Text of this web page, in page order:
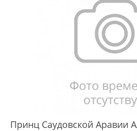
Принц Саудовской Аравии